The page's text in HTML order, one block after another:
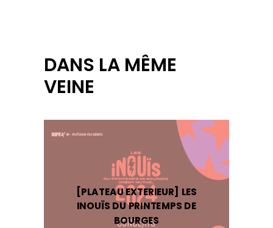
DANS LA MÊME
VEINE
[PLATEAU EXTERIEUR] LES
INOUÏS DU PRINTEMPS DE
BOURGES